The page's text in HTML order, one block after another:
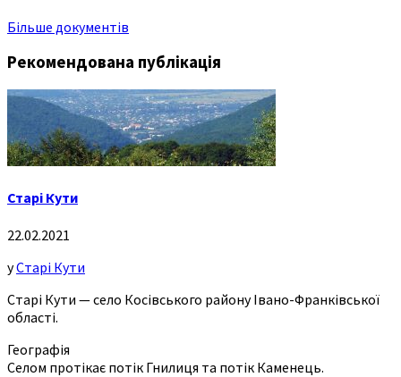
Більше документів
Рекомендована публікація
Старі Кути
22.02.2021
уСтарі Кути
Старі Кути — село Косівського району Івано-Франківської
області.
Географія
Селом протікає потік Гнилиця та потік Каменець.